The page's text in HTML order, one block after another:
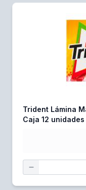
Trident Lámina
Caja 12 unidades